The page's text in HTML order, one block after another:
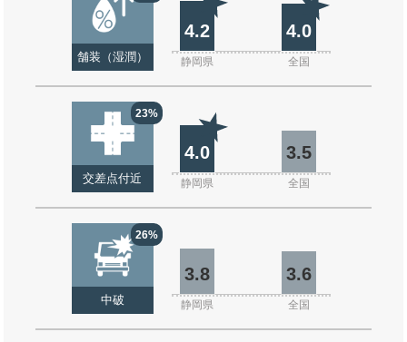
舗装（湿潤）
4.2 4.0
静岡県 全国
23%
交差点付近
4.0 3.5
静岡県 全国
26%
中破
3.8 3.6
静岡県 全国